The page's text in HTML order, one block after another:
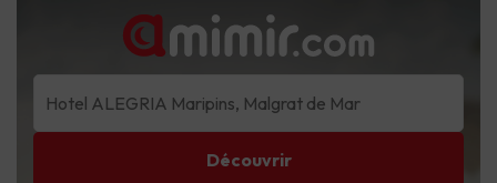
Découvrir